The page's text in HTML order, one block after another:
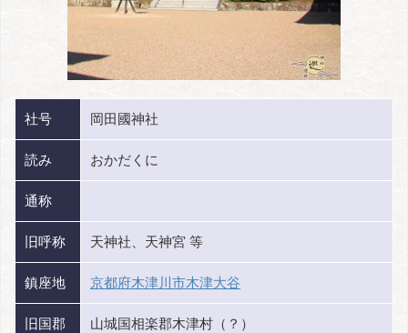
社号 岡田國神社
読み おかだくに
通称
旧呼称 天神社、天神宮 等
鎮座地 京都府木津川市木津大谷
旧国郡 山城国相楽郡木津村（？）